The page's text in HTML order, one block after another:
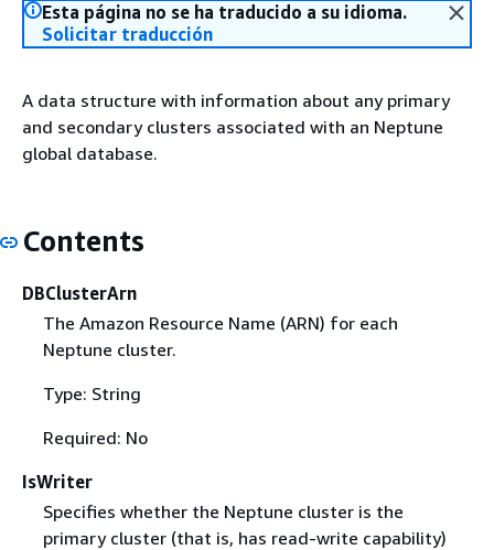
Esta página no se ha traducido a su idioma.
Solicitar traducción
A data structure with information about any primary
and secondary clusters associated with an Neptune
global database.
Contents
DBClusterArn
The Amazon Resource Name (ARN) for each
Neptune cluster.
Type: String
Required: No
IsWriter
Specifies whether the Neptune cluster is the
primary cluster (that is, has read-write capability)